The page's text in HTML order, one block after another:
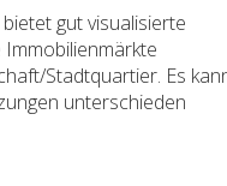
gut visualisierte
Stadtquartier. Es
unterschieden